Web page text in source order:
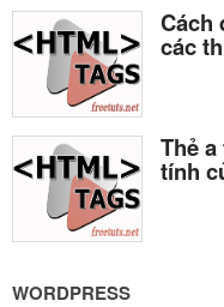
Cách
các
Thẻ
tính
WORDPRESS